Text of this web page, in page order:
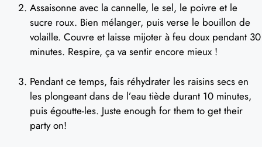
Assaisonne avec la cannelle, le sel, le poivre et le
sucre roux. Bien mélanger, puis verse le bouillon de
volaille. Couvre et laisse mijoter à feu doux pendant 30
minutes. Respire, ça va sentir encore mieux !
Pendant ce temps, fais réhydrater les raisins secs en
les plongeant dans de l’eau tiède durant 10 minutes,
puis égoutte-les. Juste enough for them to get their
party on!